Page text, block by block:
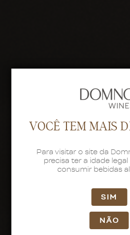
VOCÊ TEM MAIS
Para visitar o site da
precisa ter a idade
consumir bebidas
SIM
NÃO